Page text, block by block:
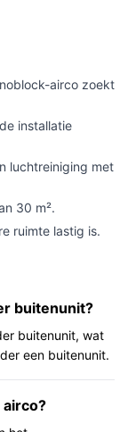
of verrijdbare
bij de
vaste wandunit
oplossing
nodig;
tegen een muur
als verwarmen
antibacteriële
horen bij het
airco zoekt
installatie
luchtreiniging met
30 m².
ruimte lastig is.
buitenunit?
buitenunit, wat
een buitenunit.